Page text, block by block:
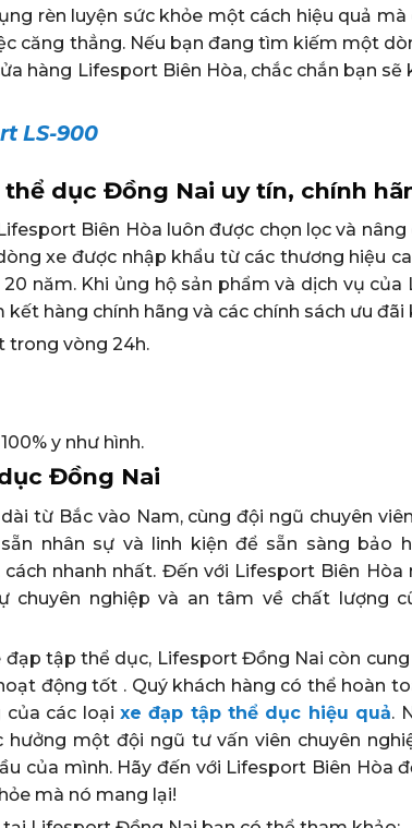
rèn luyện sức khỏe một cách hiệu quả
căng thẳng. Nếu bạn đang tìm kiếm một
hàng Lifesport Biên Hòa, chắc chắn bạn sẽ
LS-900
dục Đồng Nai uy tín, chính
Biên Hòa luôn được chọn lọc và nâng
xe được nhập khẩu từ các thương hiệu
năm. Khi ủng hộ sản phẩm và dịch vụ của
hàng chính hãng và các chính sách ưu
trong vòng 24h.
y như hình.
Đồng Nai
từ Bắc vào Nam, cùng đội ngũ chuyên
nhân sự và linh kiện để sẵn sàng bảo
nhanh nhất. Đến với Lifesport Biên
chuyên nghiệp và an tâm về chất lượng
tập thể dục, Lifesport Đồng Nai còn
động tốt . Quý khách hàng có thể hoàn
các loại xe đạp tập thể dục hiệu quả.
một đội ngũ tư vấn viên chuyên
của mình. Hãy đến với Lifesport Biên Hòa
mà nó mang lại!